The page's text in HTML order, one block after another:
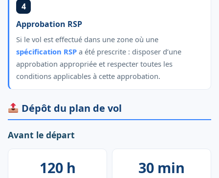
4
Approbation RSP
Si le vol est effectué dans une zone où une
spécification RSP a été prescrite : disposer d’une
approbation appropriée et respecter toutes les
conditions applicables à cette approbation.
Dépôt du plan de vol
Avant le départ
120 h 30 min